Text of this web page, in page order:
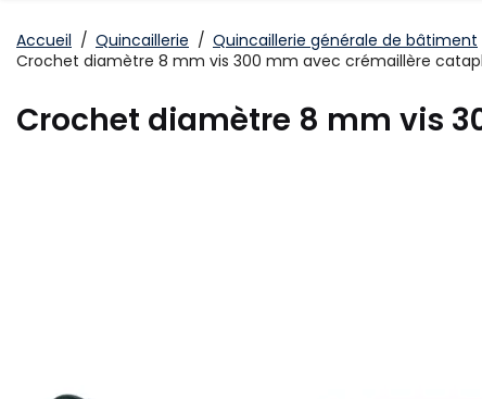
Accueil / Quincaillerie / Quincaillerie générale de bâtiment
Crochet diamètre 8 mm vis 300 mm avec crémaillère
Crochet diamètre 8 mm vis